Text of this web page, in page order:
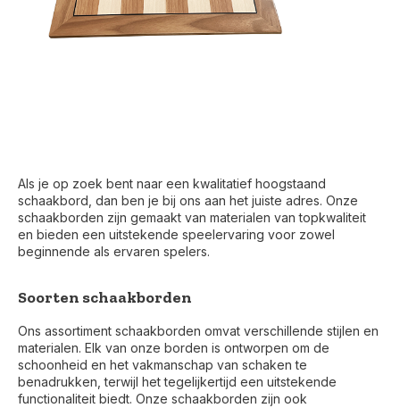
Als je op zoek bent naar een kwalitatief hoogstaand
schaakbord, dan ben je bij ons aan het juiste adres. Onze
schaakborden zijn gemaakt van materialen van topkwaliteit
en bieden een uitstekende speelervaring voor zowel
beginnende als ervaren spelers.
Soorten schaakborden
Ons assortiment schaakborden omvat verschillende stijlen en
materialen. Elk van onze borden is ontworpen om de
schoonheid en het vakmanschap van schaken te
benadrukken, terwijl het tegelijkertijd een uitstekende
functionaliteit biedt. Onze schaakborden zijn ook